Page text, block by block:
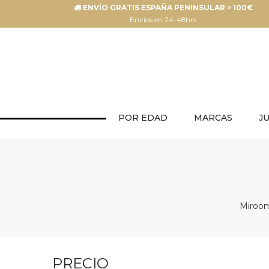
ENVÍO GRATIS ESPAÑA PENINSULAR > 100€
Envíos en 24-48hrs
POR EDAD MARCAS
PRECIO